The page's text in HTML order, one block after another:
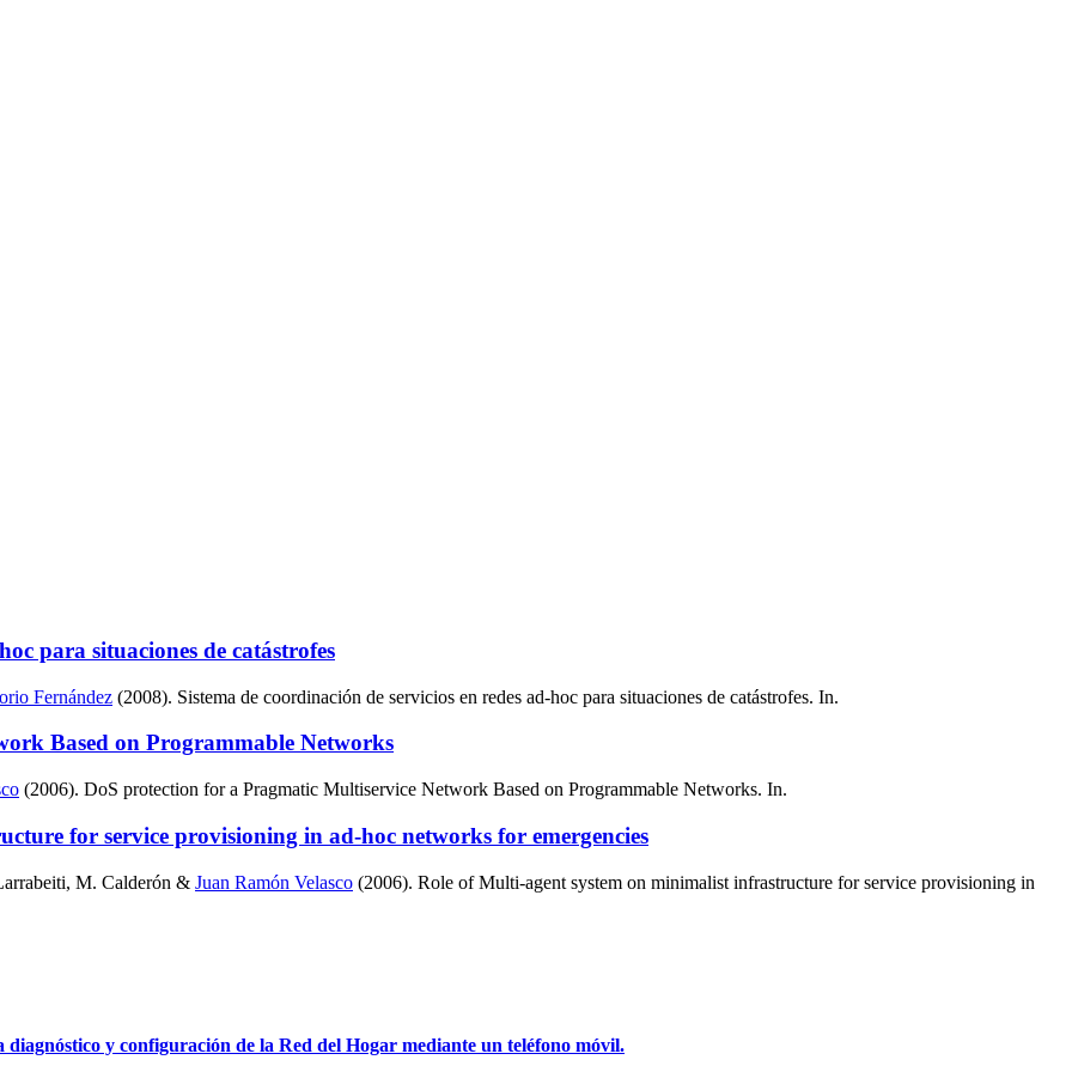
para situaciones de catástrofes
Fernández (2008). Sistema de coordinación de servicios en redes ad-hoc para situaciones de catástrofes. In.
Based on Programmable Networks
(2006). DoS protection for a Pragmatic Multiservice Network Based on Programmable Networks. In.
for service provisioning in ad-hoc networks for emergencies
M. Calderón & Juan Ramón Velasco (2006). Role of Multi-agent system on minimalist infrastructure for service provisioning in
y configuración de la Red del Hogar mediante un teléfono móvil.